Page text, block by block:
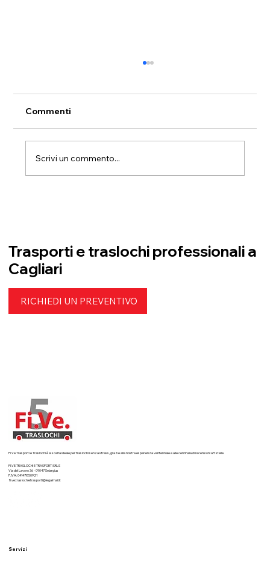
Commenti
Scrivi un commento...
Trasporti e traslochi professionali a
Cagliari
RICHIEDI UN PREVENTIVO
Fi.Ve Trasporti e Traslochi è la scelta ideale per traslochi senza stress, grazie alla nostra esperienza ventennale e alle centinaia di recensioni a 5 stelle.
FI.VE.TRASLOCHI E TRASPORTI SRLS
Via del Lavoro 36 - 09047 Selargius
P.IVA: 04147850921
fi.ve.traslochietrasporti@legalmail.it
Servizi